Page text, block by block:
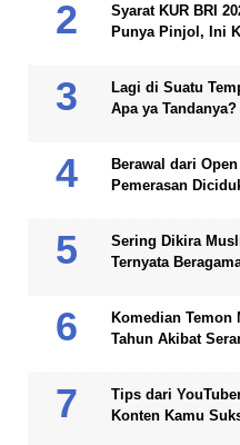
Syarat KUR BRI
Punya Pinjol, Ini
Lagi di Suatu
Apa ya
Berawal dari
Pemerasan
Sering Dikira
Ternyata
Komedian Temon
Tahun Akibat
Tips dari
Konten Kamu